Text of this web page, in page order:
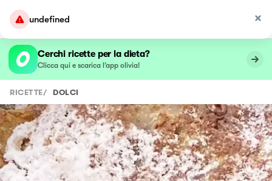
undefined
Cerchi ricette per la dieta?
Clicca qui e scarica l’app olivia!
RICETTE/ DOLCI